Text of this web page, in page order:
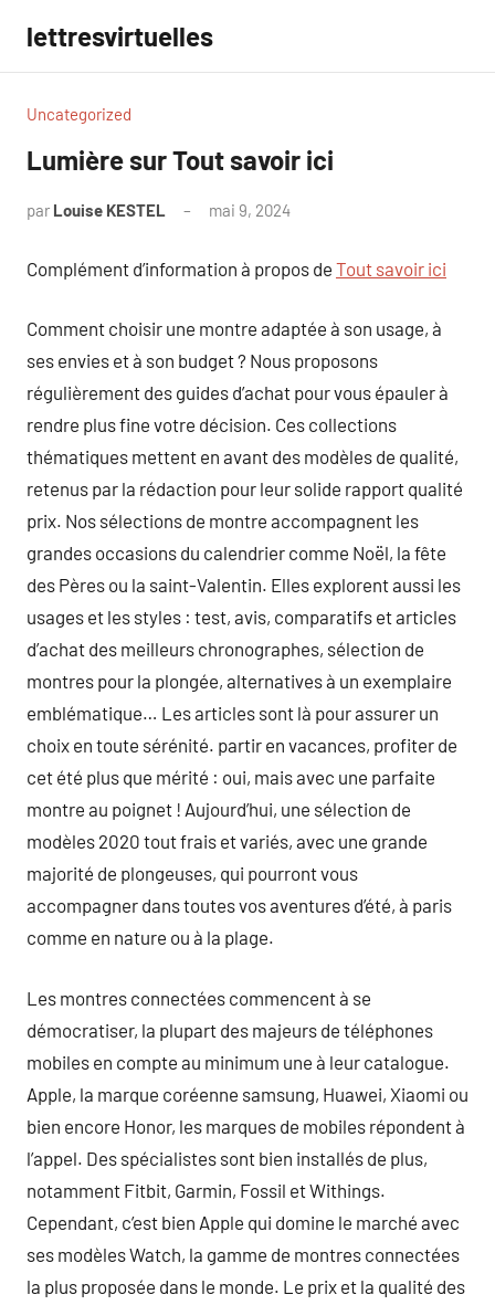
contenu
lettresvirtuelles
Uncategorized
Lumière sur Tout savoir ici
par Louise KESTEL mai 9, 2024
Complément d’information à propos de Tout savoir ici
Comment choisir une montre adaptée à son usage, à
ses envies et à son budget ? Nous proposons
régulièrement des guides d’achat pour vous épauler à
rendre plus fine votre décision. Ces collections
thématiques mettent en avant des modèles de qualité,
retenus par la rédaction pour leur solide rapport qualité
prix. Nos sélections de montre accompagnent les
grandes occasions du calendrier comme Noël, la fête
des Pères ou la saint-Valentin. Elles explorent aussi les
usages et les styles : test, avis, comparatifs et articles
d’achat des meilleurs chronographes, sélection de
montres pour la plongée, alternatives à un exemplaire
emblématique… Les articles sont là pour assurer un
choix en toute sérénité. partir en vacances, profiter de
cet été plus que mérité : oui, mais avec une parfaite
montre au poignet ! Aujourd’hui, une sélection de
modèles 2020 tout frais et variés, avec une grande
majorité de plongeuses, qui pourront vous
accompagner dans toutes vos aventures d’été, à paris
comme en nature ou à la plage.
Les montres connectées commencent à se
démocratiser, la plupart des majeurs de téléphones
mobiles en compte au minimum une à leur catalogue.
Apple, la marque coréenne samsung, Huawei, Xiaomi ou
bien encore Honor, les marques de mobiles répondent à
l’appel. Des spécialistes sont bien installés de plus,
notamment Fitbit, Garmin, Fossil et Withings.
Cependant, c’est bien Apple qui domine le marché avec
ses modèles Watch, la gamme de montres connectées
la plus proposée dans le monde. Le prix et la qualité des